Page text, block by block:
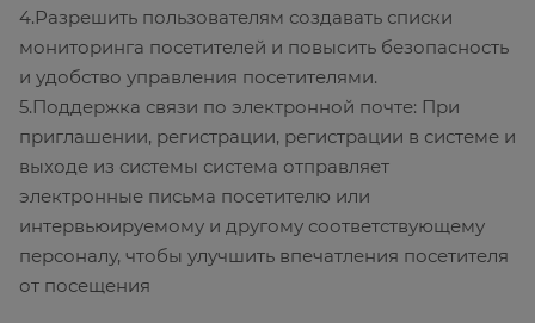
4.Разрешить пользователям создавать списки
мониторинга посетителей и повысить безопасность
и удобство управления посетителями.
5.Поддержка связи по электронной почте: При
приглашении, регистрации, регистрации в системе и
выходе из системы система отправляет
электронные письма посетителю или
интервьюируемому и другому соответствующему
персоналу, чтобы улучшить впечатления посетителя
от посещения